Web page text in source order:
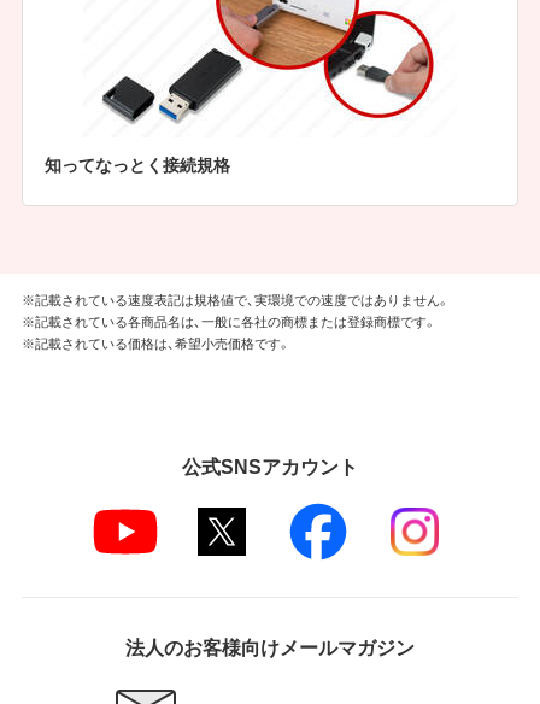
知ってなっとく接続規格
※記載されている速度表記は規格値で、実環境での速度ではありません。
※記載されている各商品名は、一般に各社の商標または登録商標です。
※記載されている価格は、希望小売価格です。
公式SNSアカウント
法人のお客様向けメールマガジン